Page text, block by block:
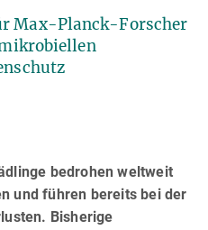
Max-Planck-Forscher
bedrohen weltweit
und führen bereits bei der
Bisherige